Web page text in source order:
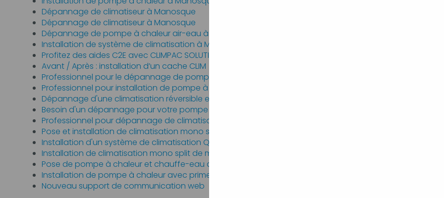
Dépannage de climatiseur à Manosque
Dépannage de climatiseur à Manosque
Dépannage de pompe à chaleur air-eau à Manosque
Installation de système de climatisation à Manosque
Profitez des aides C2E avec CLIMPAC SOLUTIONS pour un désembouage efficace à Manosque,
Avant / Après : installation d’un cache CLIM
Professionnel pour le dépannage de pompe à chaleur à Manosque
Professionnel pour installation de pompe à chaleur à Manosque
Dépannage d'une climatisation réversible en panne à Manosque
Besoin d'un dépannage pour votre pompe à chaleur à Aix-en-Provence ?
Professionnel pour dépannage de climatisation réversible à Manosque
Pose et installation de climatisation mono split à Forcalquier
Installation d'un système de climatisation Quadrisplit Mitsubishi Electric à Pierrevert
Installation de climatisation mono split de marque HEIWA
Pose de pompe à chaleur et chauffe-eau avec prime de l'État à Aix-en-Provence
Installation de pompe à chaleur avec prime énergétique à Manosque
Nouveau support de communication web